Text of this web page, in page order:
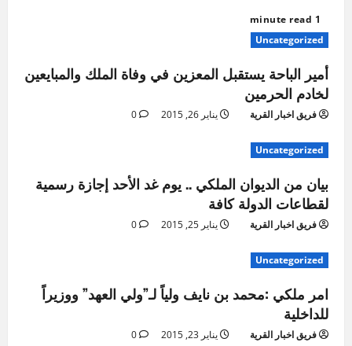
1 minute read
Uncategorized
أمير الباحة يستقبل المعزين في وفاة الملك والمبايعين
لخادم الحرمين
فريق اخبار القرية يناير 26, 2015 0
Uncategorized
بيان من الديوان الملكي .. يوم غد الأحد إجازة رسمية
لقطاعات الدولة كافة
فريق اخبار القرية يناير 25, 2015 0
Uncategorized
امر ملكي :محمد بن نايف ولياً لـ”ولي العهد” ووزيراً
للداخلية
فريق اخبار القرية يناير 23, 2015 0